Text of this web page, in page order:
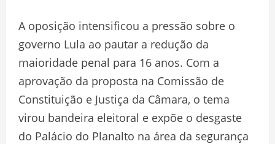
A oposição intensificou a pressão sobre o
governo Lula ao pautar a redução da
maioridade penal para 16 anos. Com a
aprovação da proposta na Comissão de
Constituição e Justiça da Câmara, o tema
virou bandeira eleitoral e expõe o desgaste
do Palácio do Planalto na área da segurança